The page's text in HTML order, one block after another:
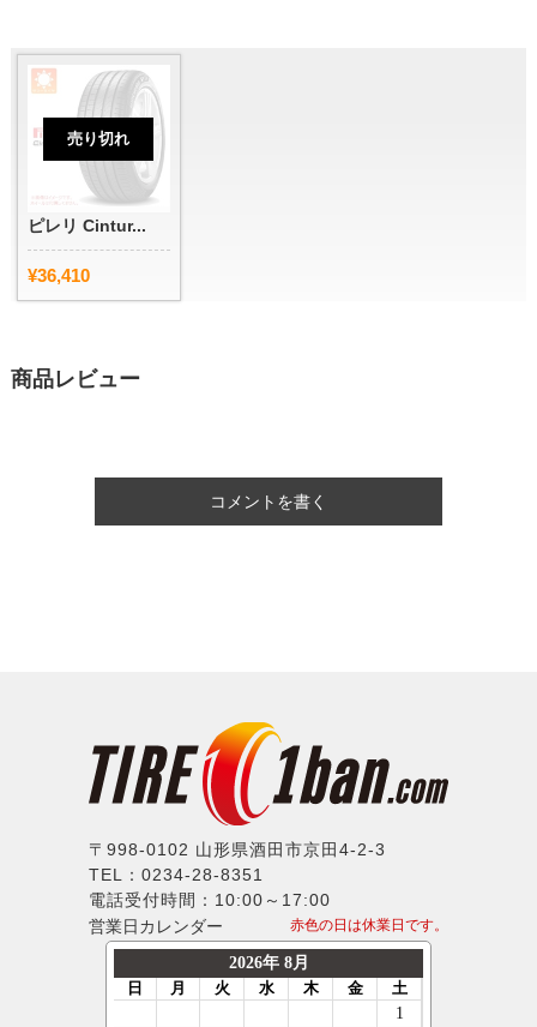
売り切れ
ピレリ Cintur...
¥36,410
商品レビュー
コメントを書く
〒998-0102 山形県酒田市京田4-2-3
TEL：0234-28-8351
電話受付時間：10:00～17:00
営業日カレンダー
赤色の日は休業日です。